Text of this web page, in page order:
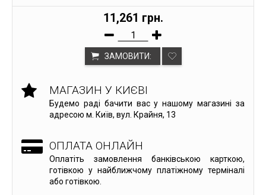
11,261 грн.
ЗАМОВИТИ:
МАГАЗИН У КИЄВІ
Будемо раді бачити вас у нашому магазині за
адресою м. Київ, вул. Крайня, 13
ОПЛАТА ОНЛАЙН
Оплатіть замовлення банківською карткою,
готівкою у найближчому платіжному терміналі
або готівкою.